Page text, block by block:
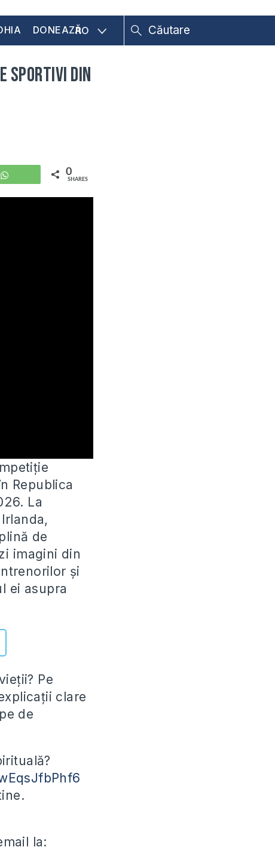
DONEAZĂRO
sportivi din
WhatsApp 0
SHARES
Republica
La
de
imagini din
și
ei asupra
Pe
clare
de
la: